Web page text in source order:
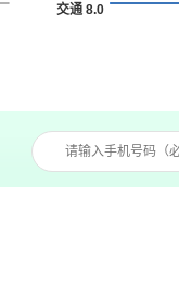
交通 8.0